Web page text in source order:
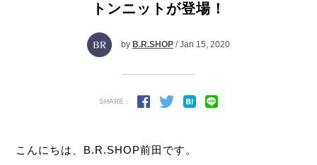
トンニットが登場！
by B.R.SHOP / Jan 15, 2020
SHARE :
こんにちは、B.R.SHOP前田です。